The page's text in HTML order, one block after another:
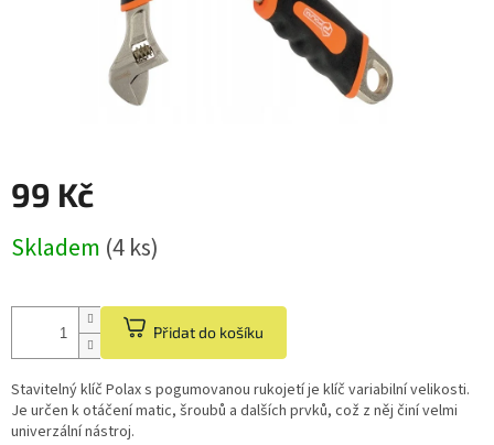
99 Kč
cena:
Skladem (4 ks)
Přidat do košíku
Stavitelný klíč Polax s pogumovanou rukojetí je klíč variabilní velikosti.
Je určen k otáčení matic, šroubů a dalších prvků, což z něj činí velmi
univerzální nástroj.